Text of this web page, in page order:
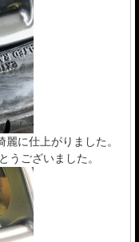
に仕上がりました。
うございました。